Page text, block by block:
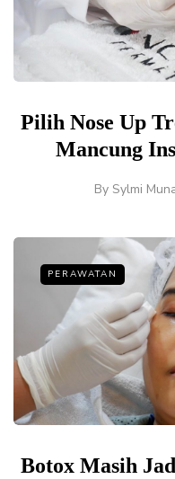
Pilih Nose Up
Mancung
By Sylmi
PERAWATAN
Botox Masih